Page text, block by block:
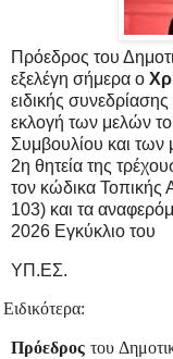
Πρόεδρος του
εξελέγη σήμερα ο
ειδικής
εκλογή των μελών
Συμβουλίου και των
2η θητεία της
τον κώδικα Τοπικής
103) και τα
2026 Εγκύκλιο του
ΥΠ.ΕΣ.
Ειδικότερα:
Πρόεδρος του